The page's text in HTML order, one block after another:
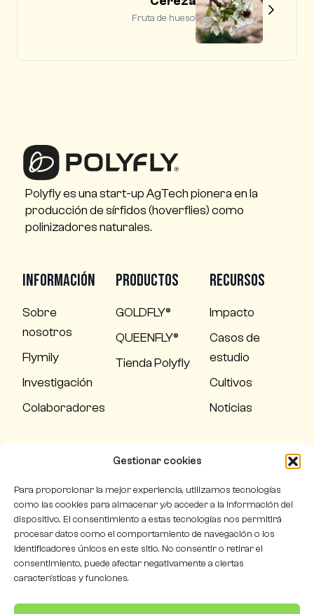
Gestionar cookies
Para proporcionar la mejor experiencia, utilizamos tecnologías
como las cookies para almacenar y/o acceder a la información del
dispositivo. El consentimiento a estas tecnologías nos permitirá
procesar datos como el comportamiento de navegación o los
identificadores únicos en este sitio. No consentir o retirar el
consentimiento, puede afectar negativamente a ciertas
características y funciones.
Fruta de hueso
Polyfly es una start-up AgTech pionera en la
producción de sírfidos (hoverflies) como
polinizadores naturales.
Información
Sobre
nosotros
Flymily
Investigación
Colaboradores
Productos
GOLDFLY®
QUEENFLY®
Tienda Polyfly
Recursos
Impacto
Casos de
estudio
Cultivos
Noticias
Política de calidad
Comunicación de criterios y requisitos para proveedores,